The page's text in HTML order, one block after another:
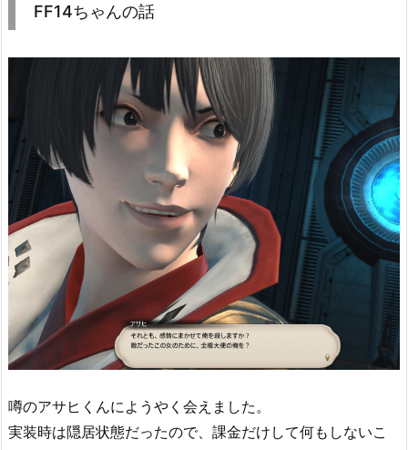
FF14ちゃんの話
噂のアサヒくんにようやく会えました。
実装時は隠居状態だったので、課金だけして何もしないこ